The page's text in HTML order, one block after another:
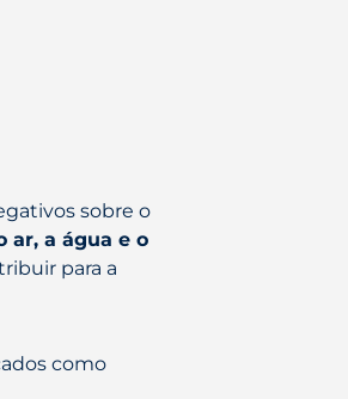
sobre o
ar, a água e o
para a
como